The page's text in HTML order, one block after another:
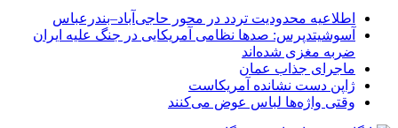
اطلاعیه محدودیت تردد در محور حاجی‌آباد–بندرعباس
آسوشیتدپرس: صدها نظامی آمریکایی در جنگ علیه ایران
ضربه مغزی شده‌اند
ماجرای جذاب عمان
ژاپن دست نشانده آمریکاست
وقتی واژه‌ها لباس عوض می‌کنند